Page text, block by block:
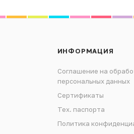
ИНФОРМАЦИЯ
Соглашение на
персональных данных
Сертификаты
Тех. паспорта
Политика